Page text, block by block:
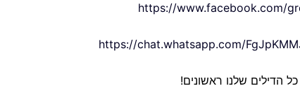
https://www.facebook.com/
https://chat.whatsapp.com/
הדילים שלנו ראשונים!